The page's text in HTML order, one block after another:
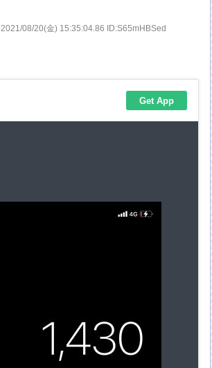
2021/08/20(金) 15:35:04.86 ID:S65mHBSed